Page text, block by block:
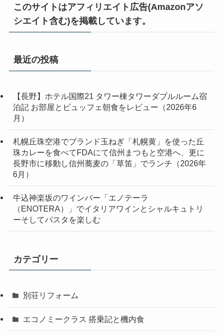
このサイトはアフィリエイト広告(Amazonアソ
シエイト含む)を掲載しています。
最近の投稿
【長野】ホテル国際21 タワー棟タワーダブルルーム宿
泊記 お部屋とビュッフェ朝食をレビュー（2026年6
月）
札幌丘珠空港でブランド玉ねぎ「札幌黄」を使った丘
珠カレーを食べてFDAにて信州まつもと空港へ、更に
長野市に移動し信州蕎麦の「草笛」でランチ（2026年
6月）
牛込神楽坂のワインバー「エノテーラ
（ENOTERA）」でイタリアワインとシャルキュトリ
ーそしてパスタを楽しむ
カテゴリー
別荘リフォーム
エコノミークラス 搭乗記と機内食